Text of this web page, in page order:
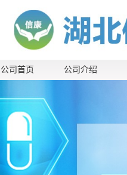
公司首页 公司介绍